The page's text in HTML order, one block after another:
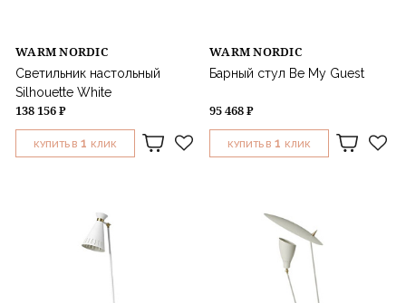
WARM NORDIC
Светильник настольный
Silhouette White
138 156 ₽
КУПИТЬ В 1 КЛИК
WARM NORDIC
Барный стул Be My Guest
95 468 ₽
КУПИТЬ В 1 КЛИК